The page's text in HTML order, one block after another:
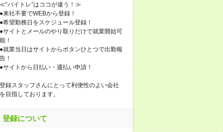
バイトレ”はココが違う！≫
来社不要でWEBから登録！
希望勤務日をスケジュール登録！
サイトとメールのやり取りだけで就業開始可
！
就業当日はサイトからボタンひとつで出勤報
！
サイトから日払い・週払い申請！
録スタッフさんにとって利便性のよい会社
目指しております。
登録について